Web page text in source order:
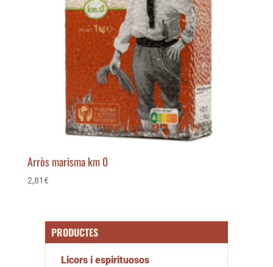
Arròs marisma km 0
2,81€
PRODUCTES
Licors i espirituosos